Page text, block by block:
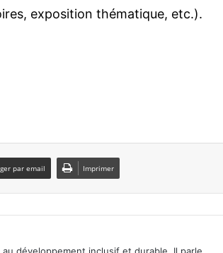
exposition thématique, etc.).
par email Imprimer